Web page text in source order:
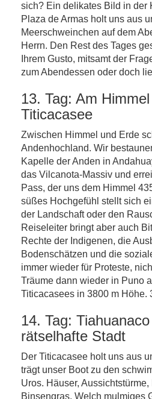
sich? Ein delikates Bild in der
Plaza de Armas holt uns aus
Meerschweinchen auf dem
Herrn. Den Rest des Tages
Ihrem Gusto, mitsamt der
zum Abendessen oder doch
13. Tag: Am
Titicacasee
Zwischen Himmel und Erde
Andenhochland. Wir
Kapelle der Anden in
das Vilcanota-Massiv und
Pass, der uns dem Himmel
süßes Hochgefühl stellt sich
der Landschaft oder den
Reiseleiter bringt aber auch
Rechte der Indigenen, die
Bodenschätzen und die
immer wieder für Proteste,
Träume dann wieder in Puno
Titicacasees in 3800 m Höhe.
14. Tag:
rätselhafte Stadt
Der Titicacasee holt uns aus
trägt unser Boot zu den
Uros. Häuser,
Binsengras. Welch mulmiges